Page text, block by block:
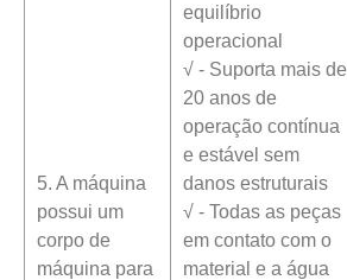
5. A máquina
possui um
corpo de
máquina para
equilíbrio
operacional
√ - Suporta mais de
20 anos de
operação contínua
e estável sem
danos estruturais
√ - Todas as peças
em contato com o
material e a água